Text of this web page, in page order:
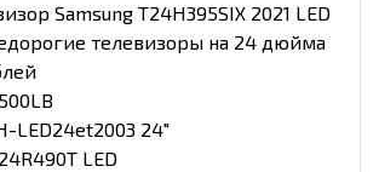
Samsung T24H395SIX 2021 LED
телевизоры на 24 дюйма
LED24et2003 24″
LED